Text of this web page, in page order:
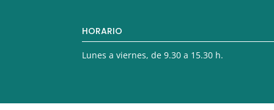
HORARIO
Lunes a viernes, de 9.30 a 15.30 h.